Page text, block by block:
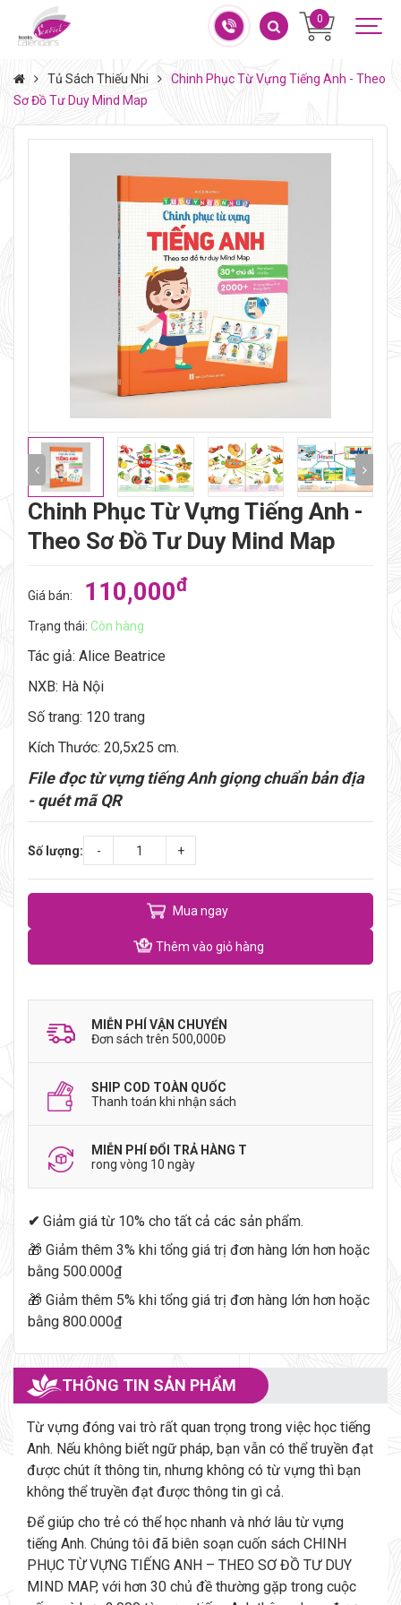
0
Tủ Sách Thiếu Nhi
Chinh Phục Từ Vựng Tiếng Anh - Theo
Sơ Đồ Tư Duy Mind Map
Chinh Phục Từ Vựng Tiếng Anh -
Theo Sơ Đồ Tư Duy Mind Map
Giá bán: 110,000đ
Trạng thái: Còn hàng
Tác giả: Alice Beatrice
NXB: Hà Nội
Số trang: 120 trang
Kích Thước: 20,5x25 cm.
File đọc từ vựng tiếng Anh giọng chuẩn bản địa
- quét mã QR
Số lượng: - +
Mua ngay
Thêm vào giỏ hàng
MIỄN PHÍ VẬN CHUYỂN
Đơn sách trên 500,000Đ
SHIP COD TOÀN QUỐC
Thanh toán khi nhận sách
MIỄN PHÍ ĐỔI TRẢ HÀNG T
rong vòng 10 ngày
✔ Giảm giá từ 10% cho tất cả các sản phẩm.
🎁 Giảm thêm 3% khi tổng giá trị đơn hàng lớn hơn hoặc
bằng 500.000₫
🎁 Giảm thêm 5% khi tổng giá trị đơn hàng lớn hơn hoặc
bằng 800.000₫
THÔNG TIN SẢN PHẨM
Từ vựng đóng vai trò rất quan trọng trong việc học tiếng
Anh. Nếu không biết ngữ pháp, bạn vẫn có thể truyền đạt
được chút ít thông tin, nhưng không có từ vựng thì bạn
không thể truyền đạt được thông tin gì cả.
Để giúp cho trẻ có thể học nhanh và nhớ lâu từ vựng
tiếng Anh. Chúng tôi đã biên soạn cuốn sách CHINH
PHỤC TỪ VỰNG TIẾNG ANH – THEO SƠ ĐỒ TƯ DUY
MIND MAP, với hơn 30 chủ đề thường gặp trong cuộc